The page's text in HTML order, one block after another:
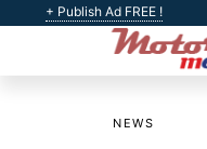
+ Publish Ad FREE !
NEWS